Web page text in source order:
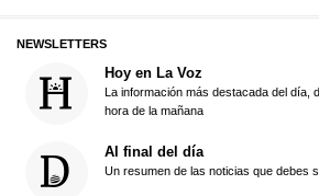
NEWSLETTERS
Hoy en La Voz
La información más destacada del día,
hora de la mañana
Al final del día
Un resumen de las noticias que debes